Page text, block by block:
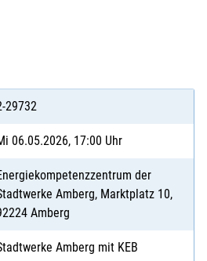
29732
06.05.2026, 17:00 Uhr
der
Amberg, Marktplatz 10,
Amberg
Amberg mit KEB